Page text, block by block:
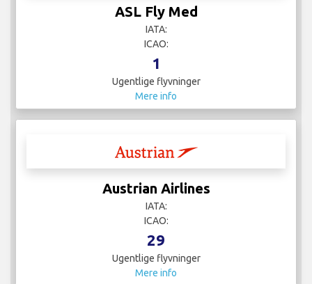
ASL Fly Med
IATA:
ICAO:
1
Ugentlige flyvninger
Mere info
Austrian Airlines
IATA:
ICAO:
29
Ugentlige flyvninger
Mere info